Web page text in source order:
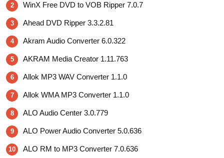
2 WinX Free DVD to VOB Ripper 7.0.7
3 Ahead DVD Ripper 3.3.2.81
4 Akram Audio Converter 6.0.322
5 AKRAM Media Creator 1.11.763
6 Allok MP3 WAV Converter 1.1.0
7 Allok WMA MP3 Converter 1.1.0
8 ALO Audio Center 3.0.779
9 ALO Power Audio Converter 5.0.636
10 ALO RM to MP3 Converter 7.0.636